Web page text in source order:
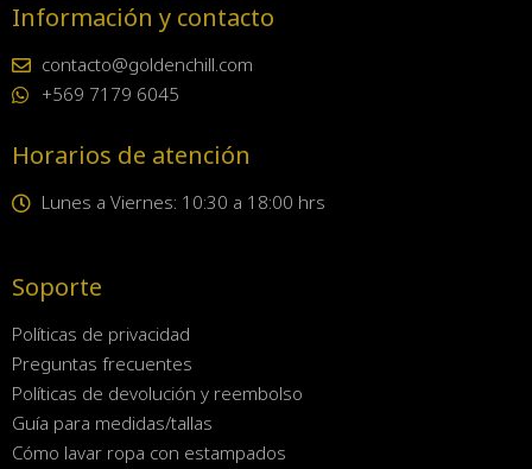
Información y contacto
contacto@goldenchill.com
+569 7179 6045
Horarios de atención
Lunes a Viernes: 10:30 a 18:00 hrs
Soporte
Políticas de privacidad
Preguntas frecuentes
Políticas de devolución y reembolso
Guía para medidas/tallas
Cómo lavar ropa con estampados